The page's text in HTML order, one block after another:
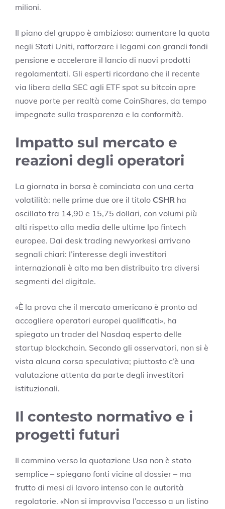
milioni.
Il piano del gruppo è ambizioso: aumentare la quota
negli Stati Uniti, rafforzare i legami con grandi fondi
pensione e accelerare il lancio di nuovi prodotti
regolamentati. Gli esperti ricordano che il recente
via libera della SEC agli ETF spot su bitcoin apre
nuove porte per realtà come CoinShares, da tempo
impegnate sulla trasparenza e la conformità.
Impatto sul mercato e
reazioni degli operatori
La giornata in borsa è cominciata con una certa
volatilità: nelle prime due ore il titolo CSHR ha
oscillato tra 14,90 e 15,75 dollari, con volumi più
alti rispetto alla media delle ultime Ipo fintech
europee. Dai desk trading newyorkesi arrivano
segnali chiari: l’interesse degli investitori
internazionali è alto ma ben distribuito tra diversi
segmenti del digitale.
«È la prova che il mercato americano è pronto ad
accogliere operatori europei qualificati», ha
spiegato un trader del Nasdaq esperto delle
startup blockchain. Secondo gli osservatori, non si è
vista alcuna corsa speculativa; piuttosto c’è una
valutazione attenta da parte degli investitori
istituzionali.
Il contesto normativo e i
progetti futuri
Il cammino verso la quotazione Usa non è stato
semplice – spiegano fonti vicine al dossier – ma
frutto di mesi di lavoro intenso con le autorità
regolatorie. «Non si improvvisa l’accesso a un listino